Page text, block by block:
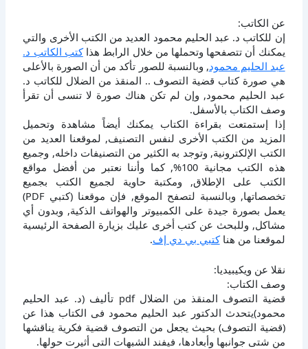
عن الكاتب:
إن للكاتب د. عبد الحليم محمود العديد من الكتب الأخرى والتي
يمكنك أن تتصفحها وتحملها من خلال الرابط هذاكتب الكاتب د.
عبد الحليم محمود, وبالنسبة للصور تأكد من أن الصورة بالأعلى
هي صورة كتاب قضية التصوف .. المنقذ من الضلال للكاتب د.
عبد الحليم محمود, وإن لم تكن هناك صورة لا تنسى أن تقرأ
وصف الكتاب بالأسفل.
إذا إستمتعت بقراءة الكتاب يمكنك أيضاً مشاهدة وتحميل
المزيد من الكتب الأخرى لنفس التصنيف, لموقعنا العديد من
الكتب الإلكترونية, وتوجد به الكثير من التصنيفات داخله, وجميع
هذه الكتب مجانية 100%, كما وأننا نعتبر من أفضل مواقع
الكتب على الإطلاق, ومكتبة حاوية لجميع الكتب بجميع
تخصصاتها, وبالنسبة لتصفح الموقع, فإن موقعنا (كتبي PDF)
يعمل بصورة جيدة على الكمبيوتر والهواتف الذكية, وبدون أي
مشاكل, وللبحث عن كتب أخرى عليك بزيارة الصفحة الرئيسية
لموقعنا من هناكتبي بي دي إف.
نقلا عن ويكيبيديا:
وصف الكتاب:
قضية التصوف المنقذ من الضلال pdf تأليف (د. عبد الحليم
محمود)يتحدث الدكتور عبد الحليم محمود فى الكتاب هذا عن
(قضية التصوف) بحيث يجعل من التصوف قضية فكرية يناقشها
من شتى جوانبها وأبعادها، فيفند الشبهات التى أثيرت حولها.